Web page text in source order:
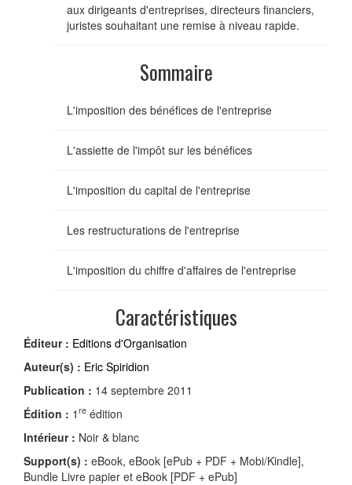
aux dirigeants d'entreprises, directeurs financiers,
juristes souhaitant une remise à niveau rapide.
Sommaire
L'imposition des bénéfices de l'entreprise
L'assiette de l'impôt sur les bénéfices
L'imposition du capital de l'entreprise
Les restructurations de l'entreprise
L'imposition du chiffre d'affaires de l'entreprise
Caractéristiques
Éditeur : Editions d'Organisation
Auteur(s) : Eric Spiridion
Publication : 14 septembre 2011
Édition : 1 re édition
Intérieur : Noir & blanc
Support(s) : eBook, eBook [ePub + PDF + Mobi/Kindle],
Bundle Livre papier et eBook [PDF + ePub]